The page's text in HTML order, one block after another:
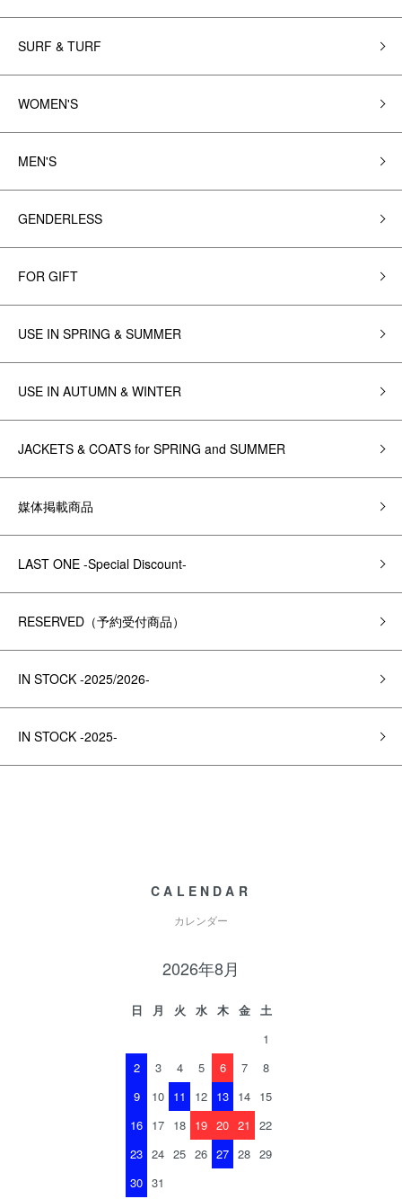
SURF & TURF
WOMEN'S
MEN'S
GENDERLESS
FOR GIFT
USE IN SPRING & SUMMER
USE IN AUTUMN & WINTER
JACKETS & COATS for SPRING and SUMMER
媒体掲載商品
LAST ONE -Special Discount-
RESERVED（予約受付商品）
IN STOCK -2025/2026-
IN STOCK -2025-
CALENDAR
カレンダー
2026年8月
日 月 火 水 木 金
土
1
2
3 4 5 6 7
8
9
10 11 12 13 14 15
16 17 18 19 20 21
22
23 24 25 26 27 28 29
30 31